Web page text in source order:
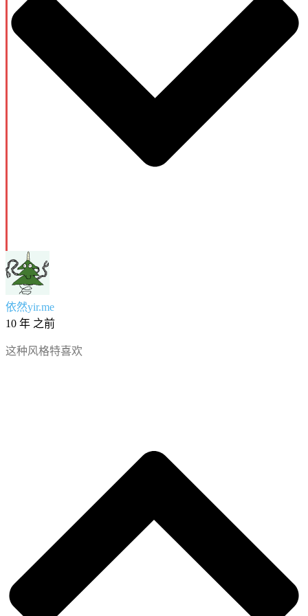
依然yir.me
10 年 之前
这种风格特喜欢